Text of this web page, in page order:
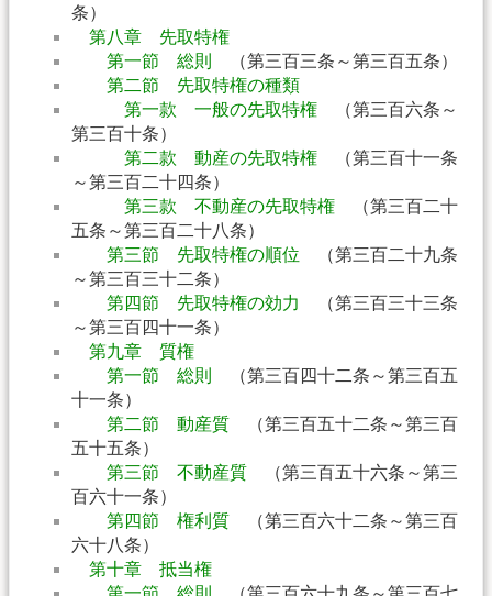
条）
第八章 先取特権
第一節 総則
（第三百三条～第三百五条）
第二節 先取特権の種類
第一款 一般の先取特権 （第三百六条～
第三百十条）
第二款 動産の先取特権 （第三百十一条
～第三百二十四条）
第三款 不動産の先取特権 （第三百二十
五条～第三百二十八条）
第三節 先取特権の順位 （第三百二十九条
～第三百三十二条）
第四節 先取特権の効力
（第三百三十三条
～第三百四十一条）
第九章 質権
第一節 総則
（第三百四十二条～第三百五
十一条）
第二節 動産質 （第三百五十二条～第三百
五十五条）
第三節 不動産質 （第三百五十六条～第三
百六十一条）
第四節 権利質 （第三百六十二条～第三百
六十八条）
第十章 抵当権